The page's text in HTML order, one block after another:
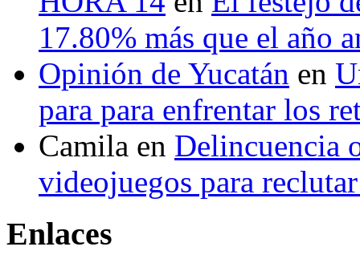
17.80% más que el año
Opinión de Yucatán en
para para enfrentar los
Camila en Delincuencia
videojuegos para
Enlaces